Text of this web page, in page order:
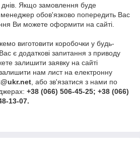
Якщо замовлення буде
обов'язково попередить Вас
Ви можете оформити на сайті.
виготовити коробочки у будь-
є додаткові запитання з приводу
залишити заявку на сайті
залишити нам лист на електронну
, або зв'язатися з нами по
+38 (066) 506-45-25; +38 (066)
13-07.